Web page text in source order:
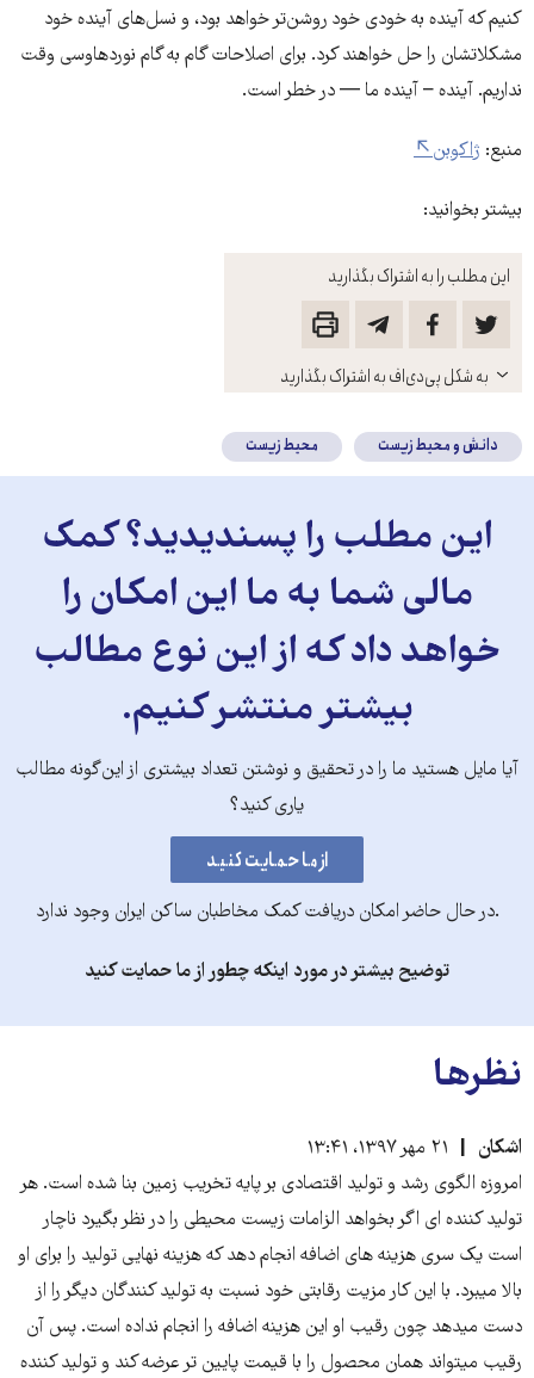
این مطلب را به اشتراک بگذارید
باز
کنید
به شکل پی‌دی‌اف به اشتراک بگذارید
کنیم که آینده به خودی خود روشن‌تر خواهد بود، و نسل‌های آینده خود
مشکلاتشان را حل خواهند کرد. برای اصلاحات گام به گام نوردهاوسی وقت
نداریم. آینده – آینده ما — در خطر است.
منبع: ژاکوبن
بیشتر بخوانید:
دانش و محیط زیست محیط زیست
این مطلب را پسندیدید؟ کمک
مالی شما به ما این امکان را
خواهد داد که از این نوع مطالب
بیشتر منتشر کنیم.
آیا مایل هستید ما را در تحقیق و نوشتن تعداد بیشتری از این‌گونه مطالب
یاری کنید؟
.در حال حاضر امکان دریافت کمک مخاطبان ساکن ایران وجود ندارد
توضیح بیشتر در مورد اینکه چطور از ما حمایت کنید
نظرها
اشکان
۲۱ مهر ۱۳۹۷، ۱۳:۴۱
امروزه الگوی رشد و تولید اقتصادی بر پایه تخریب زمین بنا شده است. هر
تولید کننده ای اگر بخواهد الزامات زیست محیطی را در نظر بگیرد ناچار
است یک سری هزینه های اضافه انجام دهد که هزینه نهایی تولید را برای او
بالا میبرد. با این کار مزیت رقابتی خود نسبت به تولید کنندگان دیگر را از
دست میدهد چون رقیب او این هزینه اضافه را انجام نداده است. پس آن
رقیب میتواند همان محصول را با قیمت پایین تر عرضه کند و تولید کننده